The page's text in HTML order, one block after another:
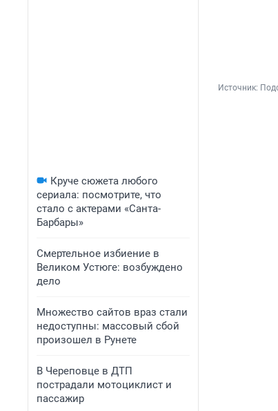
Круче сюжета любого
сериала: посмотрите, что
стало с актерами «Санта-
Барбары»
Смертельное избиение в
Великом Устюге: возбуждено
дело
Множество сайтов враз стали
недоступны: массовый сбой
произошел в Рунете
В Череповце в ДТП
пострадали мотоциклист и
пассажир
Источник: